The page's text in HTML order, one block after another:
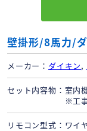
壁掛形/8馬力/
メーカー ダイキン,
セット内容物
室内
※工
リモコン型式 ワイ